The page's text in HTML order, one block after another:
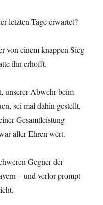
letzten Tage erwartet?
von einem knappen Sieg
ihn erhofft.
unserer Abwehr beim
sei mal dahin gestellt,
Gesamtleistung
aller Ehren wert.
Gegner der
– und verlor prompt